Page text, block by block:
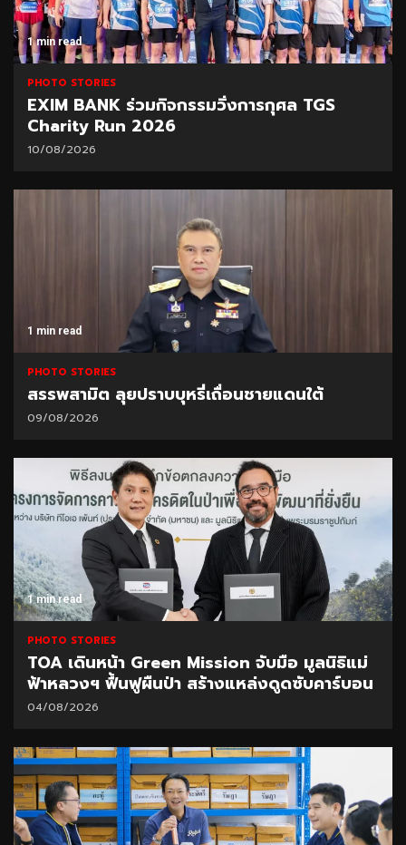
1 min read
PHOTO STORIES
EXIM BANK ร่วมกิจกรรมวิ่งการกุศล TGS
Charity Run 2026
10/08/2026
1 min read
PHOTO STORIES
สรรพสามิต ลุยปราบบุหรี่เถื่อนชายแดนใต้
09/08/2026
1 min read
PHOTO STORIES
TOA เดินหน้า Green Mission จับมือ มูลนิธิแม่
ฟ้าหลวงฯ ฟื้นฟูผืนป่า สร้างแหล่งดูดซับคาร์บอน
04/08/2026